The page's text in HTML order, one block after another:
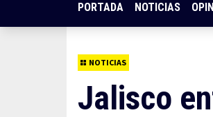
PORTADA NOTICIAS
NOTICIAS
Jalisco